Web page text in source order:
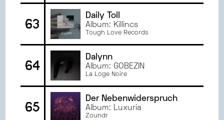
63
Daily Toll
Album: Killincs
Tough Love Records
64
Dalynn
Album: GOBEZIN
La Loge Noire
65
Der Nebenwiderspruch
Album: Luxuria
Zoundr